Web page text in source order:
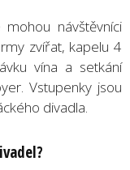
návštěvníci
zvířat, kapelu 4
vína a setkání
Vstupenky jsou
divadla.